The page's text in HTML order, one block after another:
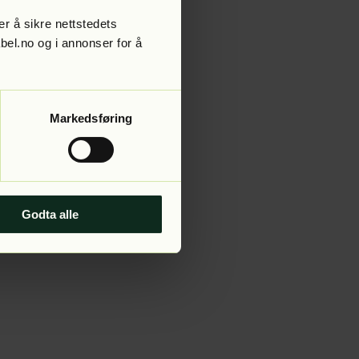
å sikre nettstedets
og i annonser for å
Markedsføring
Godta alle